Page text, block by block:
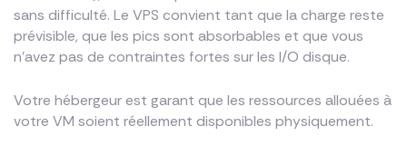
sans difficulté. Le VPS convient tant que la charge reste
prévisible, que les pics sont absorbables et que vous
n’avez pas de contraintes fortes sur les I/O disque.
Votre hébergeur est garant que les ressources allouées à
votre VM soient réellement disponibles physiquement.